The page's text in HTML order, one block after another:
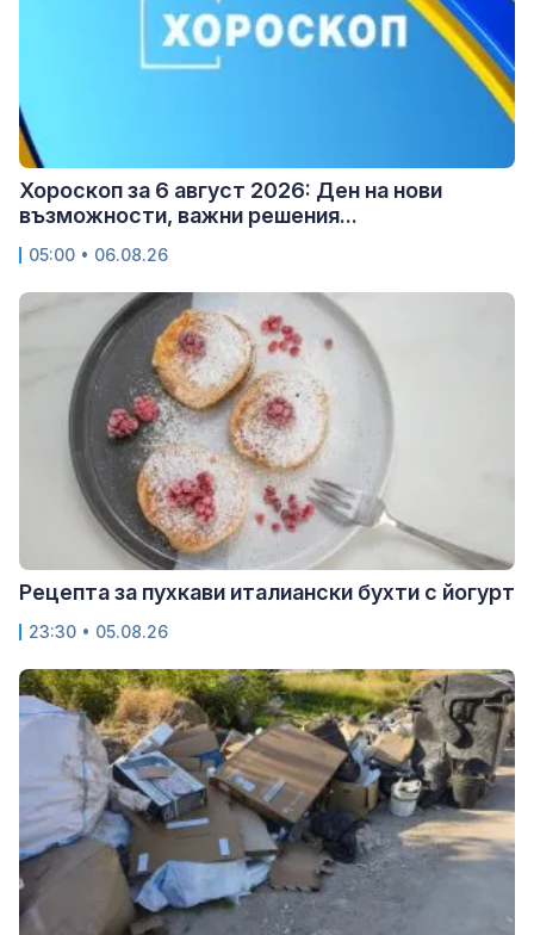
Хороскоп за 6 август 2026: Ден на нови
възможности, важни решения...
05:00 • 06.08.26
Рецепта за пухкави италиански бухти с йогурт
23:30 • 05.08.26